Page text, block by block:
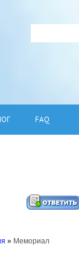
FAQ
» Мемориал